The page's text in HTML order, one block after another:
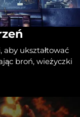
ukształtować
broń, wieżyczki